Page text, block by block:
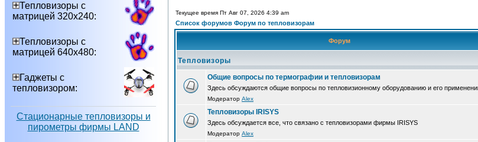
Тепловизоры с
матрицей 320х240:
Тепловизоры с
матрицей 640х480:
Гаджеты с
тепловизором:
Стационарные тепловизоры и
пирометры фирмы LAND
Текущее время Пт Авг 07, 2026 4:39 am
Список форумов Форум по тепловизорам
Форум
Тепловизоры
Общие вопросы по термографии и тепловизорам
Здесь обсуждаются общие вопросы по тепловизионному оборудованию и его
Модератор Alex
Тепловизоры IRISYS
Здесь обсуждается все, что связано с тепловизорами фирмы IRISYS
Модератор Alex